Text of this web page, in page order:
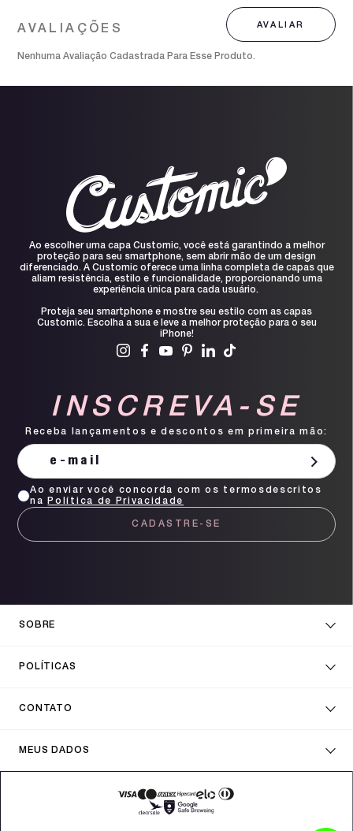
Nenhuma Avaliação Cadastrada Para Esse Produto.
Ao escolher uma capa Customic, você está garantindo a melhor
proteção para seu smartphone, sem abrir mão de um design
diferenciado. A Customic oferece uma linha completa de capas que
aliam resistência, estilo e funcionalidade, proporcionando uma
experiência única para cada usuário.
Proteja seu smartphone e mostre seu estilo com as capas
Customic. Escolha a sua e leve a melhor proteção para o seu
iPhone!
INSCREVA-SE
Receba lançamentos e descontos em primeira mão:
CADASTRE-SE
Ao enviar você concorda com os termosdescritos
na
Política de Privacidade
SOBRE
POLÍTICAS
CONTATO
MEUS DADOS